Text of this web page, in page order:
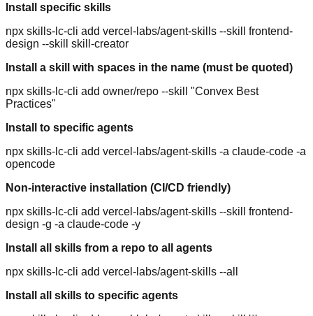
Install specific skills
npx skills-lc-cli add vercel-labs/agent-skills --skill frontend-
design --skill skill-creator
Install a skill with spaces in the name (must be quoted)
npx skills-lc-cli add owner/repo --skill "Convex Best
Practices"
Install to specific agents
npx skills-lc-cli add vercel-labs/agent-skills -a claude-code -a
opencode
Non-interactive installation (CI/CD friendly)
npx skills-lc-cli add vercel-labs/agent-skills --skill frontend-
design -g -a claude-code -y
Install all skills from a repo to all agents
npx skills-lc-cli add vercel-labs/agent-skills --all
Install all skills to specific agents